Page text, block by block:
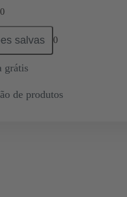
0
salvas 0
grátis
de produtos